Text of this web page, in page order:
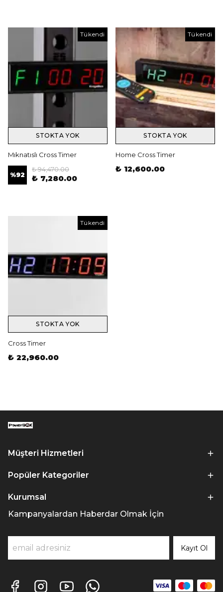
Tükendi
STOKTA YOK
Mıknatıslı Cross Timer
%92
₺ 94,470.00
₺ 7,280.00
Tükendi
STOKTA YOK
Home Cross Timer
₺ 12,600.00
Tükendi
STOKTA YOK
Cross Timer
₺ 22,960.00
Müşteri Hizmetleri
Popüler Kategoriler
Kurumsal
Kampanyalardan Haberdar Olmak İçin
Kayıt Ol